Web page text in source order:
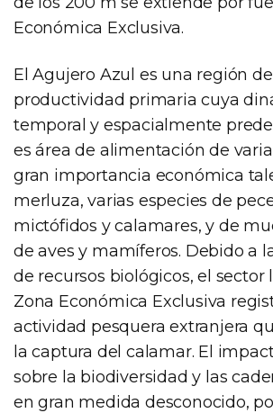
Económica Exclusiva.
El Agujero Azul es una región
productividad primaria cuya
temporal y espacialmente
es área de alimentación de
gran importancia económica
merluza, varias especies de
mictófidos y calamares, y de
de aves y mamíferos. Debido a
de recursos biológicos, el sector
Zona Económica Exclusiva
actividad pesquera extranjera
la captura del calamar. El
sobre la biodiversidad y las
en gran medida desconocido,